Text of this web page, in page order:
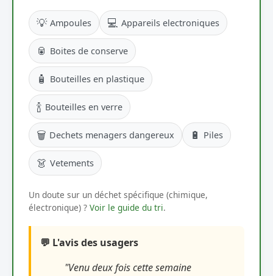
💡 Ampoules 💻 Appareils electroniques
🥫 Boites de conserve
🧴 Bouteilles en plastique
🍾 Bouteilles en verre
🗑️ Dechets menagers dangereux 🔋 Piles
👗 Vetements
Un doute sur un déchet spécifique (chimique,
électronique) ? Voir le guide du tri.
💬 L'avis des usagers
"Venu deux fois cette semaine